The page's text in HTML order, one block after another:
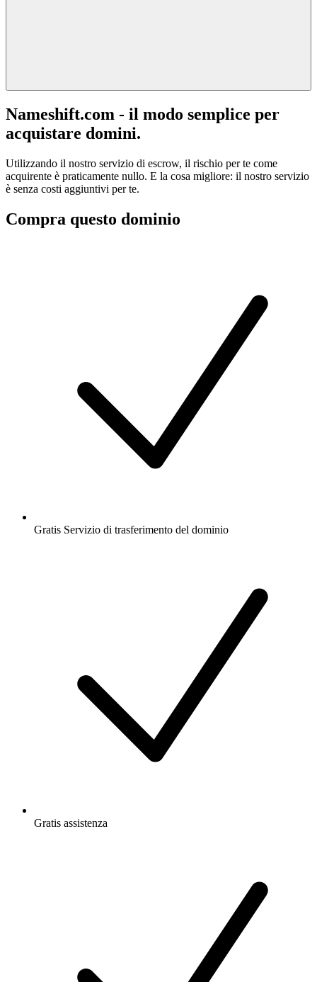
Nameshift.com - il modo semplice per
acquistare domini.
Utilizzando il nostro servizio di escrow, il rischio per te come
acquirente è praticamente nullo. E la cosa migliore: il nostro servizio
è senza costi aggiuntivi per te.
Compra questo dominio
Gratis Servizio di trasferimento del dominio
Gratis assistenza